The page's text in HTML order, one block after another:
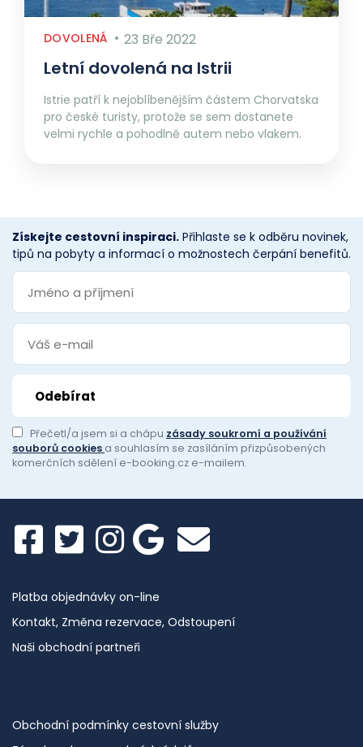
DOVOLENÁ 23 Bře 2022
Letní dovolená na Istrii
Istrie patří k nejoblíbenějším částem Chorvatska
pro české turisty, protože se sem dostanete
velmi rychle a pohodlně autem nebo vlakem.
Získejte cestovní inspiraci. Přihlaste se k odběru novinek,
tipů na pobyty a informací o možnostech čerpání benefitů.
Přečetl/a jsem si a chápu zásady soukromí a používání
souborů cookies a souhlasím se zasíláním přizpůsobených
komerčních sdělení e-booking.cz e-mailem.
Platba objednávky on-line
Kontakt, Změna rezervace, Odstoupení
Naši obchodní partneři
Obchodní podmínky cestovní služby